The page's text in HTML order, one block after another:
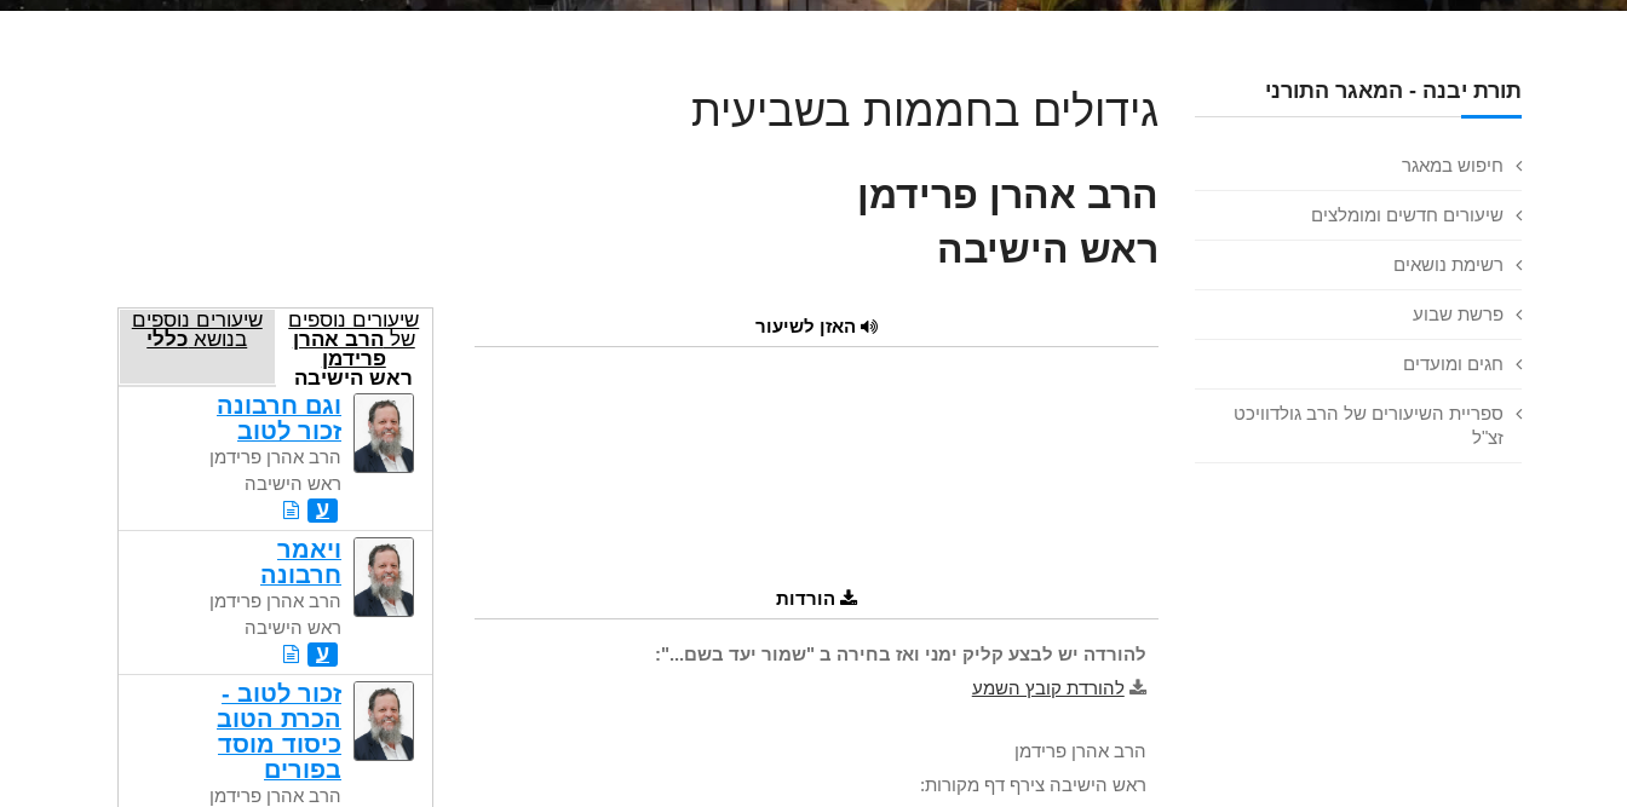
תורת יבנה - המאגר התורני
חיפוש במאגר
שיעורים חדשים ומומלצים
רשימת נושאים
פרשת שבוע
חגים ומועדים
ספריית השיעורים של הרב גולדוויכט
זצ"ל
גידולים בחממות בשביעית
הרב אהרן פרידמן
ראש הישיבה
האזן לשיעור
הורדות
להורדה יש לבצע קליק ימני ואז בחירה ב "שמור יעד בשם...":
להורדת קובץ השמע
הרב אהרן פרידמן
ראש הישיבה צירף דף מקורות:
שיעורים נוספים
שלהרב אהרן
פרידמן
ראש הישיבה
שיעורים נוספים
בנושא כללי
וגם חרבונה
זכור לטוב
הרב אהרן פרידמן
ראש הישיבה
ע
ויאמר
חרבונה
הרב אהרן פרידמן
ראש הישיבה
ע
זכור לטוב -
הכרת הטוב
כיסוד מוסד
בפורים
הרב אהרן פרידמן